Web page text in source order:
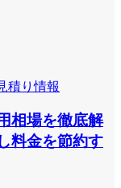
積り情報
相場を徹底解
料金を節約す